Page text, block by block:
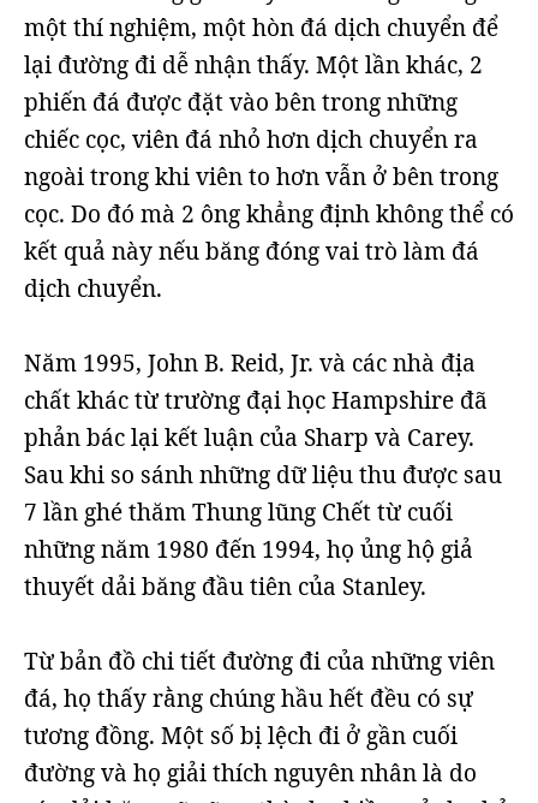
một thí nghiệm, một hòn đá dịch chuyển để
lại đường đi dễ nhận thấy. Một lần khác, 2
phiến đá được đặt vào bên trong những
chiếc cọc, viên đá nhỏ hơn dịch chuyển ra
ngoài trong khi viên to hơn vẫn ở bên trong
cọc. Do đó mà 2 ông khẳng định không thể có
kết quả này nếu băng đóng vai trò làm đá
dịch chuyển.
Năm 1995, John B. Reid, Jr. và các nhà địa
chất khác từ trường đại học Hampshire đã
phản bác lại kết luận của Sharp và Carey.
Sau khi so sánh những dữ liệu thu được sau
7 lần ghé thăm Thung lũng Chết từ cuối
những năm 1980 đến 1994, họ ủng hộ giả
thuyết dải băng đầu tiên của Stanley.
Từ bản đồ chi tiết đường đi của những viên
đá, họ thấy rằng chúng hầu hết đều có sự
tương đồng. Một số bị lệch đi ở gần cuối
đường và họ giải thích nguyên nhân là do